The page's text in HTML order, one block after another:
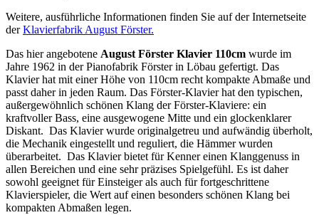
Weitere, ausführliche Informationen finden Sie auf der Internetseite
derKlavierfabrik August Förster.
Das hier angebotene August Förster Klavier 110cm wurde im
Jahre 1962 in der Pianofabrik Förster in Löbau gefertigt. Das
Klavier hat mit einer Höhe von 110cm recht kompakte Abmaße und
passt daher in jeden Raum. Das Förster-Klavier hat den typischen,
außergewöhnlich schönen Klang der Förster-Klaviere: ein
kraftvoller Bass, eine ausgewogene Mitte und ein glockenklarer
Diskant. Das Klavier wurde originalgetreu und aufwändig überholt,
die Mechanik eingestellt und reguliert, die Hämmer wurden
überarbeitet. Das Klavier bietet für Kenner einen Klanggenuss in
allen Bereichen und eine sehr präzises Spielgefühl. Es ist daher
sowohl geeignet für Einsteiger als auch für fortgeschrittene
Klavierspieler, die Wert auf einen besonders schönen Klang bei
kompakten Abmaßen legen.